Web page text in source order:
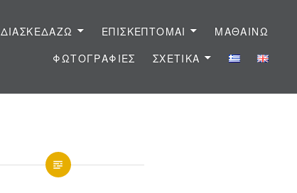
ΔΙΑΣΚΕΔΆΖΩ ΕΠΙΣΚΈΠΤΟΜΑΙ ΜΑΘΑΊΝΩ
ΦΩΤΟΓΡΑΦΊΕΣ ΣΧΕΤΙΚΆ